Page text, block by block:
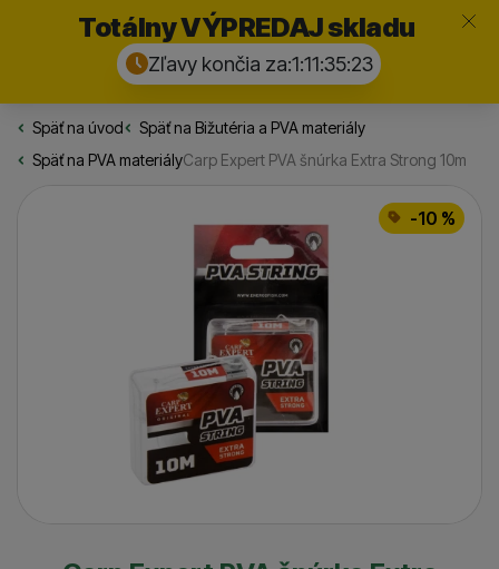
Totálny VÝPREDAJ skladu
Zľavy končia za:1:11:35:22
Zavrieť
Späť na úvodRybarske.sk
Späť na Bižutéria a PVA materiály
Späť na PVA materiályCarp Expert PVA šnúrka Extra Strong 10m
-10 %